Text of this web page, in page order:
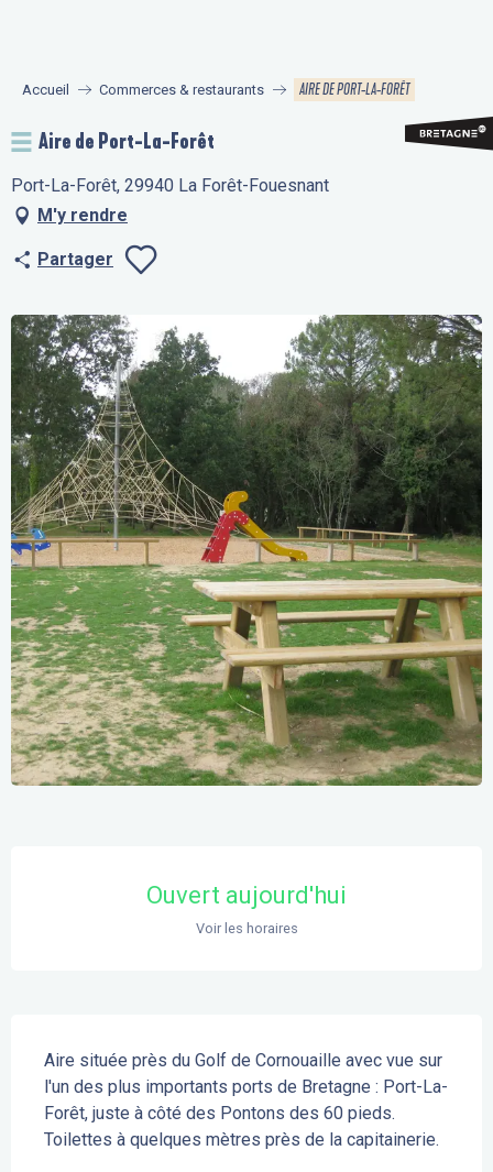
principal
Accueil Commerces & restaurants AIRE DE PORT-LA-FORÊT
Aire de Port-La-Forêt
Port-La-Forêt, 29940 La Forêt-Fouesnant
M'y rendre
Partager
Ouvert aujourd'hui
Voir les horaires
Aire située près du Golf de Cornouaille avec vue sur
l'un des plus importants ports de Bretagne : Port-La-
Forêt, juste à côté des Pontons des 60 pieds.
Toilettes à quelques mètres près de la capitainerie.